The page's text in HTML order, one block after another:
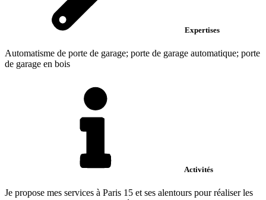
Expertises
Automatisme de porte de garage; porte de garage automatique; porte
de garage en bois
Activités
Je propose mes services à Paris 15 et ses alentours pour réaliser les